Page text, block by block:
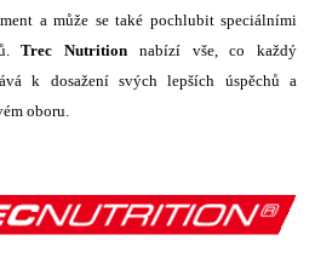
a může se také pochlubit speciálními
Trec Nutrition nabízí vše, co každý
k dosažení svých lepších úspěchů a
oboru.